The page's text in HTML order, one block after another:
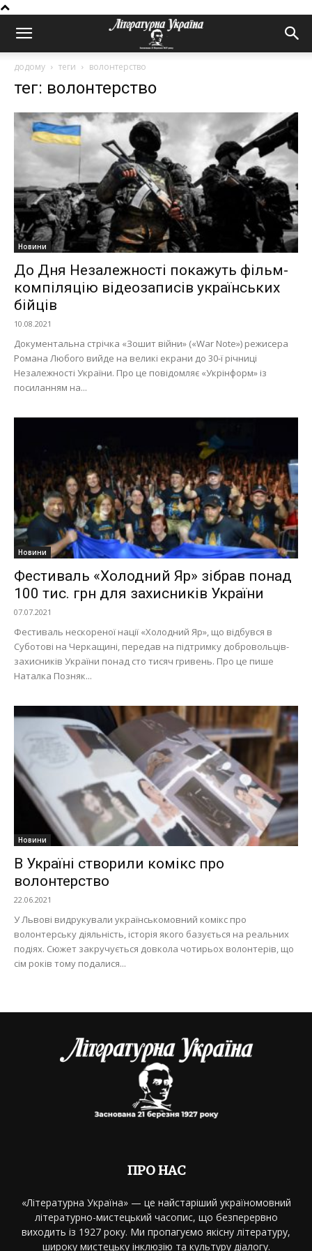
додому теги волонтерство
тег: волонтерство
Новини
До Дня Незалежності покажуть фільм-
компіляцію відеозаписів українських
бійців
10.08.2021
Документальна стрічка «Зошит війни» («War Note») режисера
Романа Любого вийде на великі екрани до 30-ї річниці
Незалежності України. Про це повідомляє «Укрінформ» із
посиланням на...
Новини
Фестиваль «Холодний Яр» зібрав понад
100 тис. грн для захисників України
07.07.2021
Фестиваль нескореної нації «Холодний Яр», що відбувся в
Суботові на Черкащині, передав на підтримку добровольців-
захисників України понад сто тисяч гривень. Про це пише
Наталка Позняк...
Новини
В Україні створили комікс про
волонтерство
22.06.2021
У Львові видрукували українськомовний комікс про
волонтерську діяльність, історія якого базується на реальних
подіях. Сюжет закручується довкола чотирьох волонтерів, що
сім років тому подалися...
ПРО НАС
«Літературна Україна» — це найстаріший україномовний
літературно-мистецький часопис, що безперервно
виходить із 1927 року. Ми пропагуємо якісну літературу,
широку мистецьку інклюзію та культуру діалогу.